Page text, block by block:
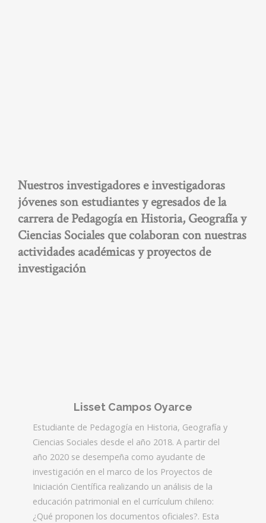
Nuestros investigadores e investigadoras
jóvenes son estudiantes y egresados de la
carrera de Pedagogía en Historia, Geografía y
Ciencias Sociales que colaboran con nuestras
actividades académicas y proyectos de
investigación
Lisset Campos Oyarce
Estudiante de Pedagogía en Historia, Geografía y
Ciencias Sociales desde el año 2018. A partir del
año 2020 se desempeña como ayudante de
investigación en el marco de los Proyectos de
Iniciación Científica realizando un análisis de la
educación patrimonial en el currículum chileno:
¿Qué proponen los documentos oficiales?. Esta